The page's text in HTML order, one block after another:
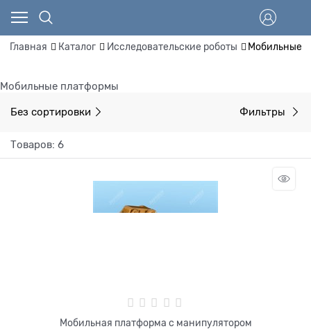
Главная Каталог Исследовательские роботы Мобильные
Мобильные платформы
Без сортировки Фильтры
Товаров: 6
Мобильная платформа с манипулятором